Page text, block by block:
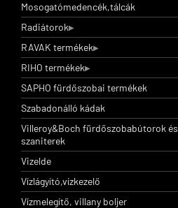
Mosogatómedencék,tálcák
Radiátorok
RAVAK termékek
RIHO termékek
SAPHO fürdőszobai termékek
Szabadonálló kádak
Villeroy&Boch fürdőszobabútorok és
szaniterek
Vizelde
Vízlágyító,vízkezelő
Vízmelegítő, villany boljer